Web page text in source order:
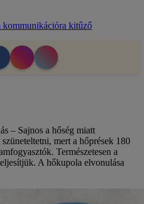
kommunikációra kitűző
– Sajnos a hőség miatt
mert a hőprések 180
Természetesen a
A hőkupola elvonulása